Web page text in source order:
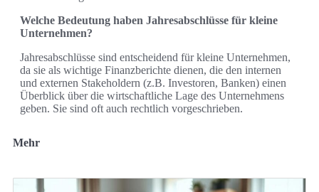
Welche Bedeutung haben Jahresabschlüsse für kleine
Unternehmen?
Jahresabschlüsse sind entscheidend für kleine Unternehmen,
da sie als wichtige Finanzberichte dienen, die den internen
und externen Stakeholdern (z.B. Investoren, Banken) einen
Überblick über die wirtschaftliche Lage des Unternehmens
geben. Sie sind oft auch rechtlich vorgeschrieben.
Mehr